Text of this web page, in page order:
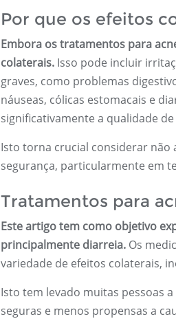
Por que os efeitos
Embora os tratamentos para
colaterais. Isso pode incluir
graves, como problemas
náuseas, cólicas estomacais e
significativamente a qualidade
Isto torna crucial considerar não
segurança, particularmente em
Tratamentos para
Este artigo tem como objetivo
principalmente diarreia. Os
variedade de efeitos colaterais,
Isto tem levado muitas pessoas
seguras e menos propensas a